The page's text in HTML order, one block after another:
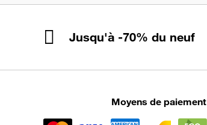
Jusqu'à -70% du neuf
Moyens de paiement